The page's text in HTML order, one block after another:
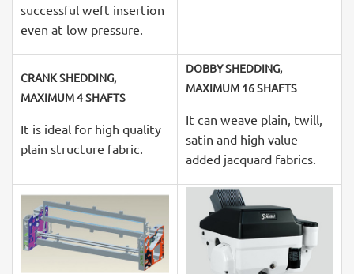
successful weft insertion
even at low pressure.
CRANK SHEDDING,
MAXIMUM 4 SHAFTS
It is ideal for high quality
plain structure fabric.
DOBBY SHEDDING,
MAXIMUM 16 SHAFTS
It can weave plain, twill,
satin and high value-
added jacquard fabrics.